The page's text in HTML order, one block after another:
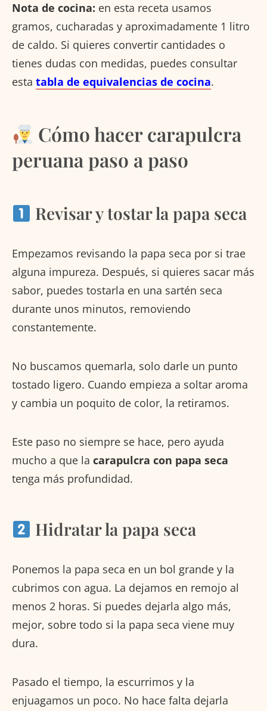
Nota de cocina: en esta receta usamos
gramos, cucharadas y aproximadamente 1 litro
de caldo. Si quieres convertir cantidades o
tienes dudas con medidas, puedes consultar
esta tabla de equivalencias de cocina.
Cómo hacer carapulcra
peruana paso a paso
Revisar y tostar la papa seca
Empezamos revisando la papa seca por si trae
alguna impureza. Después, si quieres sacar más
sabor, puedes tostarla en una sartén seca
durante unos minutos, removiendo
constantemente.
No buscamos quemarla, solo darle un punto
tostado ligero. Cuando empieza a soltar aroma
y cambia un poquito de color, la retiramos.
Este paso no siempre se hace, pero ayuda
mucho a que la carapulcra con papa seca
tenga más profundidad.
Hidratar la papa seca
Ponemos la papa seca en un bol grande y la
cubrimos con agua. La dejamos en remojo al
menos 2 horas. Si puedes dejarla algo más,
mejor, sobre todo si la papa seca viene muy
dura.
Pasado el tiempo, la escurrimos y la
enjuagamos un poco. No hace falta dejarla